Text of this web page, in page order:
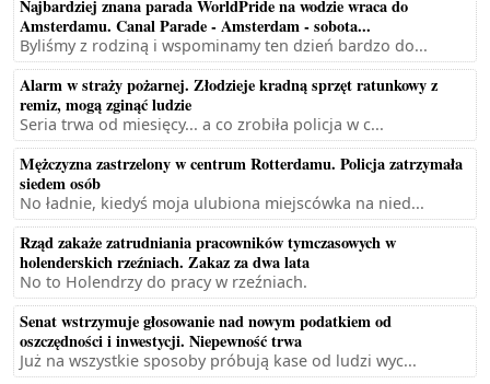
Najbardziej znana parada WorldPride na wodzie wraca do
Amsterdamu. Canal Parade - Amsterdam - sobota...
Byliśmy z rodziną i wspominamy ten dzień bardzo do...
Alarm w straży pożarnej. Złodzieje kradną sprzęt ratunkowy z
remiz, mogą zginąć ludzie
Seria trwa od miesięcy... a co zrobiła policja w c...
Mężczyzna zastrzelony w centrum Rotterdamu. Policja zatrzymała
siedem osób
No ładnie, kiedyś moja ulubiona miejscówka na nied...
Rząd zakaże zatrudniania pracowników tymczasowych w
holenderskich rzeźniach. Zakaz za dwa lata
No to Holendrzy do pracy w rzeźniach.
Senat wstrzymuje głosowanie nad nowym podatkiem od
oszczędności i inwestycji. Niepewność trwa
Już na wszystkie sposoby próbują kase od ludzi wyc...